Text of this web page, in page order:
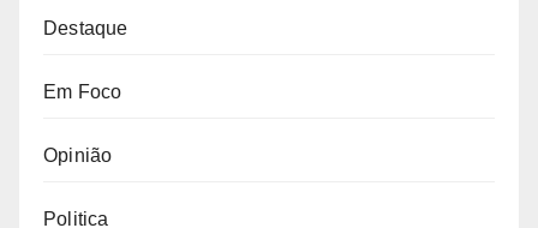
Destaque
Em Foco
Opinião
Politica